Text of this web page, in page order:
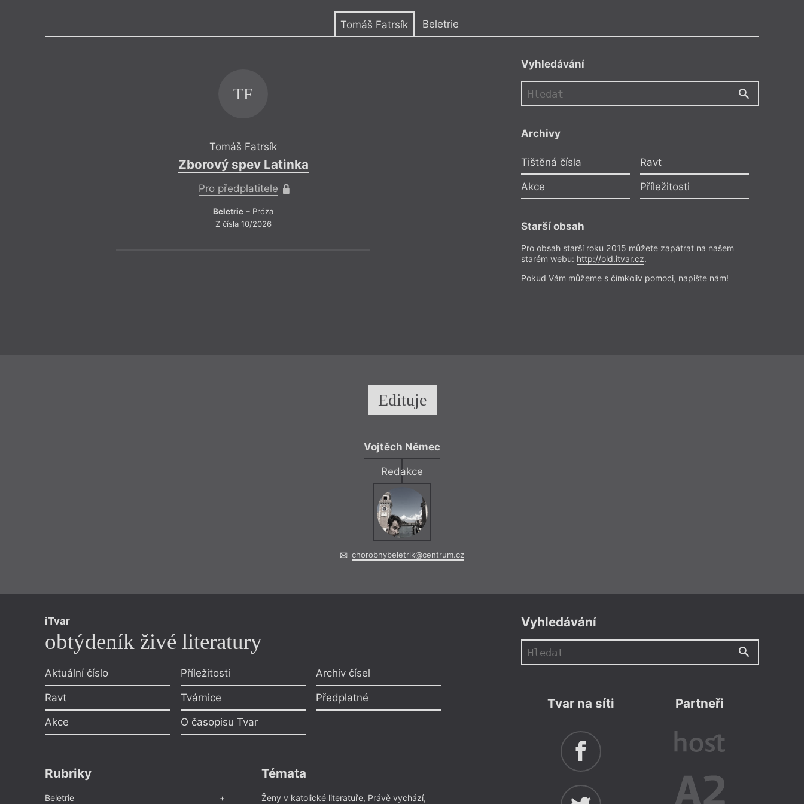
Tomáš Fatrsík Beletrie
TF
Tomáš Fatrsík
Zborový spev Latinka
Pro předplatitele
Beletrie – Próza
Z čísla 10/2026
Zborový spev Latinka
Pro předplatitele
Z čísla 10/2026
Vyhledávání
Archivy
Tištěná čísla Ravt
Akce Příležitosti
Starší obsah
Pro obsah starší roku 2015 můžete zapátrat na našem
starém webu: http://old.itvar.cz.
Pokud Vám můžeme s čímkoliv pomoci, napište nám!
Edituje
Vojtěch Němec
Redakce
chorobnybeletrik@centrum.cz
iTvar
obtýdeník živé literatury
Aktuální číslo
Ravt
Akce
Příležitosti
Tvárnice
O časopisu Tvar
Archiv čísel
Předplatné
Rubriky
Beletrie
Témata
Ženy v katolické literatuře, Právě vychází,
Vyhledávání
Tvar na síti Partneři